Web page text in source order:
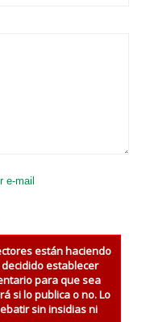
e-mail
están haciendo
establecer
para que sea
si lo publica o no. Lo
sin insidias ni